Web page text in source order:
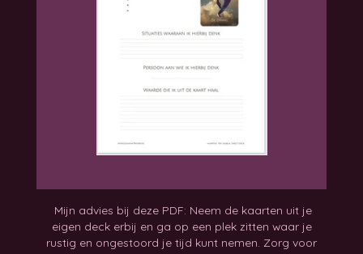
Mijn advies bij deze PDF: Neem de kaarten uit je
eigen deck erbij en ga op een plek zitten waar je
rustig en ongestoord je tijd kunt nemen. Zorg voor